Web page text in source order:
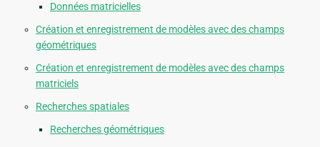
Données matricielles
Création et enregistrement de modèles avec des champs
géométriques
Création et enregistrement de modèles avec des champs
matriciels
Recherches spatiales
Recherches géométriques